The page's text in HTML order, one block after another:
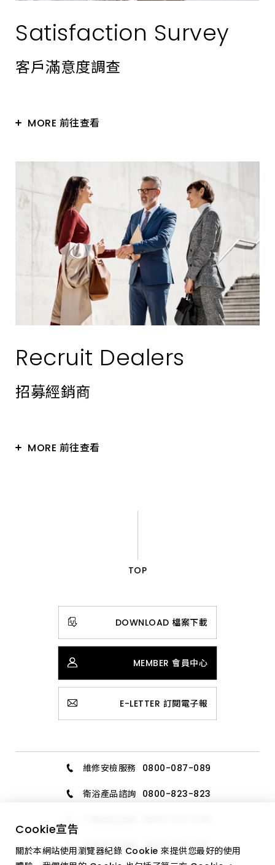
Satisfaction Survey
客戶滿意度調查
MORE 前往查看
Recruit Dealers
招募經銷商
MORE 前往查看
TOP
DOWNLOAD 檔案下載
MEMBER 會員中心
E-LETTER 訂閱電子報
維修安檢服務 0800-087-089
衛浴產品諮詢 0800-823-823
廚具產品諮詢 0800-589-189
Cookie宣告
關於本網站使用瀏覽器紀錄 Cookie 來提供您最好的使用